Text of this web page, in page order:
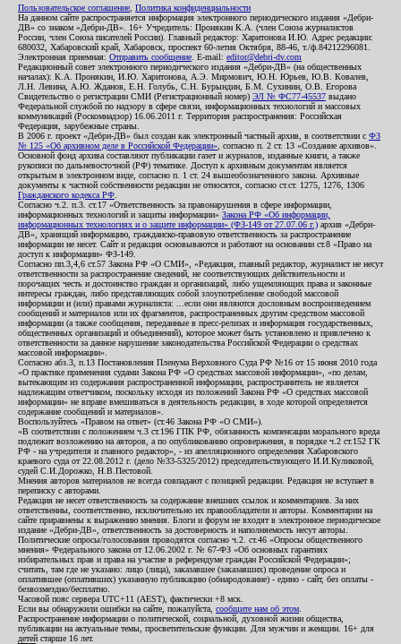
Пользовательское соглашение Политика конфиденциальности
На данном сайте распространяется информация электронного периодического издания «Дебри-
ДВ» со знаком «Дебри-ДВ». 16+ Учредитель: Пронякин К.А. (член Союза журналистов
России, член Союза писателей России). Главный редактор: Харитонова И.Ю. Адрес редакции:
680032, Хабаровский край, Хабаровск, проспект 60-летия Октября, 88-46, т./ф.84212296081.
Электронная приемная: Отправить сообщение . E-mail: editor@debri-dv.com
Редакционный совет электронного периодического издания «Дебри-ДВ» (на общественных
началах): К.А. Пронякин, И.Ю. Харитонова, А.Э. Мирмович, Ю.Н. Юрьев, Ю.В. Ковалев,
Л.Н. Левина, А.Ю. Жданов, Е.Н. Голубь, С.Н. Бурындин, Б.М. Сухинин, О.В. Егорова
Свидетельство о регистрации СМИ (Регистрационный номер) ЭЛ № ФС77-45537 выдано
Федеральной службой по надзору в сфере связи, информационных технологий и массовых
коммуникаций (Роскомнадзор) 16.06.2011 г. Территория распространения: Российская
Федерация, зарубежные страны.
В 2006 г. проект «Дебри-ДВ» был создан как электронный частный архив, в соответствии с ФЗ
№ 125 «Об архивном деле в Российской Федерации» , согласно п. 2 ст. 13 «Создание архивов».
Основной фонд архива составляют публикации газет и журналов, изданные книги, а также
рукописи по дальневосточной (РФ) тематике. Доступ к архивным документам является
открытым в электронном виде, согласно п. 1 ст. 24 вышеобозначенного закона. Архивные
документы к частной собственности редакции не относятся, согласно ст.ст. 1275, 1276, 1306
Гражданского кодекса РФ
Согласно ч.2. п.3. ст.17 «Ответственность за правонарушения в сфере информации,
информационных технологий и защиты информации» Закона РФ «Об информации,
информационных технологиях и о защите информации» (ФЗ-149 от 27.07.06 г.) архив «Дебри-
ДВ», хранящий информацию, гражданско-правовую ответственность за распространение
информации не несет. Сайт и редакция основываются и работают на основании ст.8 «Право на
доступ к информации» ФЗ-149.
Согласно пп.3,4,6 ст.57 Закона РФ «О СМИ», «Редакция, главный редактор, журналист не несут
ответственности за распространение сведений, не соответствующих действительности и
порочащих честь и достоинство граждан и организаций, либо ущемляющих права и законные
интересы граждан, либо представляющих собой злоупотребление свободой массовой
информации и (или) правами журналиста: ...если они являются дословным воспроизведением
сообщений и материалов или их фрагментов, распространенных другим средством массовой
информации (а также сообщения, переданные в пресс-релизах и информация государственных,
общественных организаций и объединений), которое может быть установлено и привлечено к
ответственности за данное нарушение законодательства Российской Федерации о средствах
массовой информации».
Согласно абз.3, п.13 Постановления Пленума Верховного Суда РФ №16 от 15 июня 2010 года
«О практике применения судами Закона РФ «О средствах массовой информации», «по делам,
вытекающим из содержания распространенной информации, распространитель не является
надлежащим ответчиком, поскольку исходя из положений Закона РФ «О средствах массовой
информации» не вправе вмешиваться в деятельность редакции, в ходе которой определяется
содержание сообщений и материалов».
Воспользуйтесь «Правом на ответ» (ст.46 Закона РФ «О СМИ»).
«В соответствии с положением ч.3 ст.196 ГПК РФ, обязанность компенсации морального вреда
подлежит возложению на авторов, а по опубликованию опровержения, в порядке ч.2 ст.152 ГК
РФ - на учредителя и главного редактор», - из апелляционного определения Хабаровского
краевого суда от 22.08.2012 г. (дело №33-5325/2012) председательствующего И.И.Куликовой,
судей С.И.Дорожко, Н.В.Пестовой.
Мнения авторов материалов не всегда совпадают с позицией редакции. Редакция не вступает в
переписку с авторами.
Редакция не несет ответственность за содержание внешних ссылок и комментариев. За них
ответственны, соответственно, исключительно их правообладатели и авторы. Комментарии на
сайте приравнены к выражению мнения. Блоги и форум не входят в электронное периодическое
издание «Дебри-ДВ», ответственность за достоверность и наполняемость несут авторы.
Политические опросы/голосования проводятся согласно ч.2. ст.46 «Опросы общественного
мнения» Федерального закона от 12.06.2002 г. № 67-ФЗ «Об основных гарантиях
избирательных прав и права на участие в референдуме граждан Российской Федерации»;
считать, там где не указано: лицо (лица), заказавшее (заказавших) проведение опроса и
оплатившее (оплативших) указанную публикацию (обнародование) - едино - сайт, без оплаты -
безвозмездно/бесплатно.
Часовой пояс сервера UTC+11 (AEST), фактически +8 мск.
Если вы обнаружили ошибки на сайте, пожалуйста, сообщите нам об этом
Распространение информации о политической, социальной, духовной жизни общества,
публикации на актуальные темы, просветительские функции. Для мужчин и женщин. 16+ для
детей старше 16 лет.